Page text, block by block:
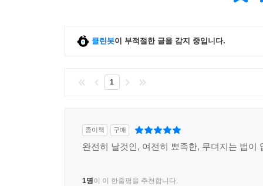
클린봇이 부적절한 글을 감지 중입니다.
1
종이책 구매
완전히 날것인, 여전히 뾰족한, 무뎌지는 법이
1명이 이 한줄평을 추천합니다.